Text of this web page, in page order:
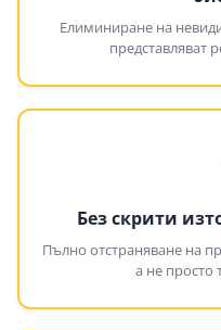
Елиминиране на
представляват
Без скрити
Пълно отстраняване на
а не просто